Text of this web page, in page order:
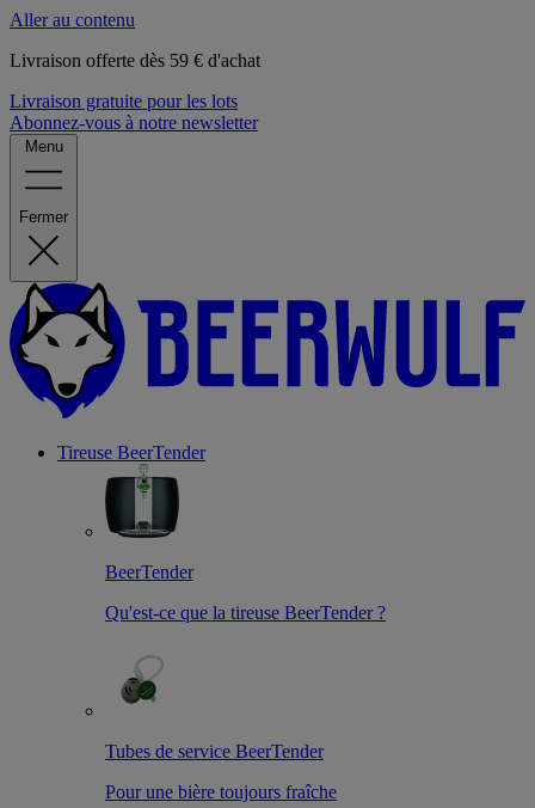
Aller au contenu
Livraison offerte dès 59 € d'achat
Livraison gratuite pour les lots
Abonnez-vous à notre newsletter
Menu
Fermer
Tireuse BeerTender
BeerTender
Qu'est-ce que la tireuse BeerTender ?
Tubes de service BeerTender
Pour une bière toujours fraîche